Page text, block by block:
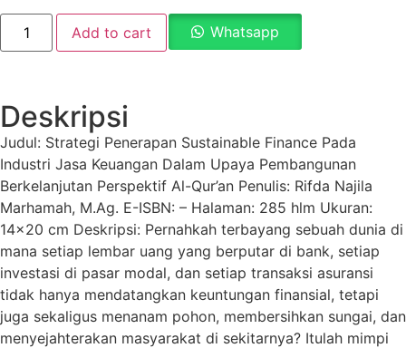
Add to cart Whatsapp
Deskripsi
Judul: Strategi Penerapan Sustainable Finance Pada
Industri Jasa Keuangan Dalam Upaya Pembangunan
Berkelanjutan Perspektif Al-Qur’an Penulis: Rifda Najila
Marhamah, M.Ag. E-ISBN: – Halaman: 285 hlm Ukuran:
14×20 cm Deskripsi: Pernahkah terbayang sebuah dunia di
mana setiap lembar uang yang berputar di bank, setiap
investasi di pasar modal, dan setiap transaksi asuransi
tidak hanya mendatangkan keuntungan finansial, tetapi
juga sekaligus menanam pohon, membersihkan sungai, dan
menyejahterakan masyarakat di sekitarnya? Itulah mimpi